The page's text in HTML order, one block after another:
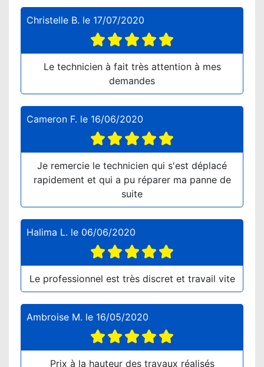
Christelle B. le 17/07/2020
Le technicien à fait très attention à mes
demandes
Cameron F. le 16/06/2020
Je remercie le technicien qui s'est déplacé
rapidement et qui a pu réparer ma panne de
suite
Halima L. le 06/06/2020
Le professionnel est très discret et travail vite
Ambroise M. le 16/05/2020
Prix à la hauteur des travaux réalisés